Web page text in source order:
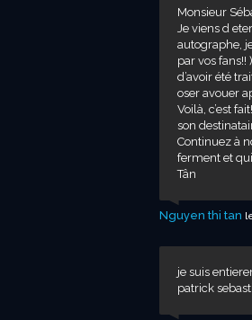
Monsieur
Je viens d
autographe,
par vos
d’avoir été
oser avouer
Voilà, c’est
son
Continuez à
ferment et qui
Tân
Nguyen thi tan
je suis
patrick